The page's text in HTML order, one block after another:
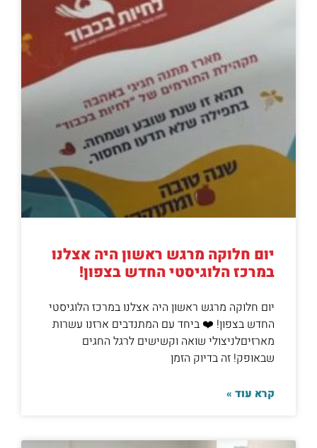
יום חלוקה מרגש ראשון היה אצלנו
במרכז הלוגיסטי החדש בצפון!
יום חלוקה מרגש ראשון היה אצלנו במרכז הלוגיסטי
החדש בצפון! ❤️ ביחד עם המתנדבים ארזנו עשרות
מארזיםלניצולי שואה וקשישים לרגל החגים
שבאופק! זה בדיוק הזמן
קרא עוד »